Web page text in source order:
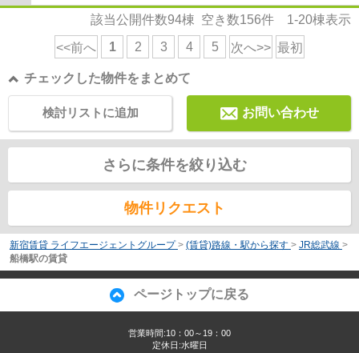
該当公開件数94棟 空き数156件 1-20棟表示
<<前へ 1 2 3 4 5 次へ>> 最初
チェックした物件をまとめて
お問い合わせ
検討リストに追加
さらに条件を絞り込む
物件リクエスト
新宿賃貸 ライフエージェントグループ > (賃貸)路線・駅から探す > JR総武線 >
船橋駅の賃貸
ページトップに戻る
営業時間:10：00～19：00
定休日:水曜日